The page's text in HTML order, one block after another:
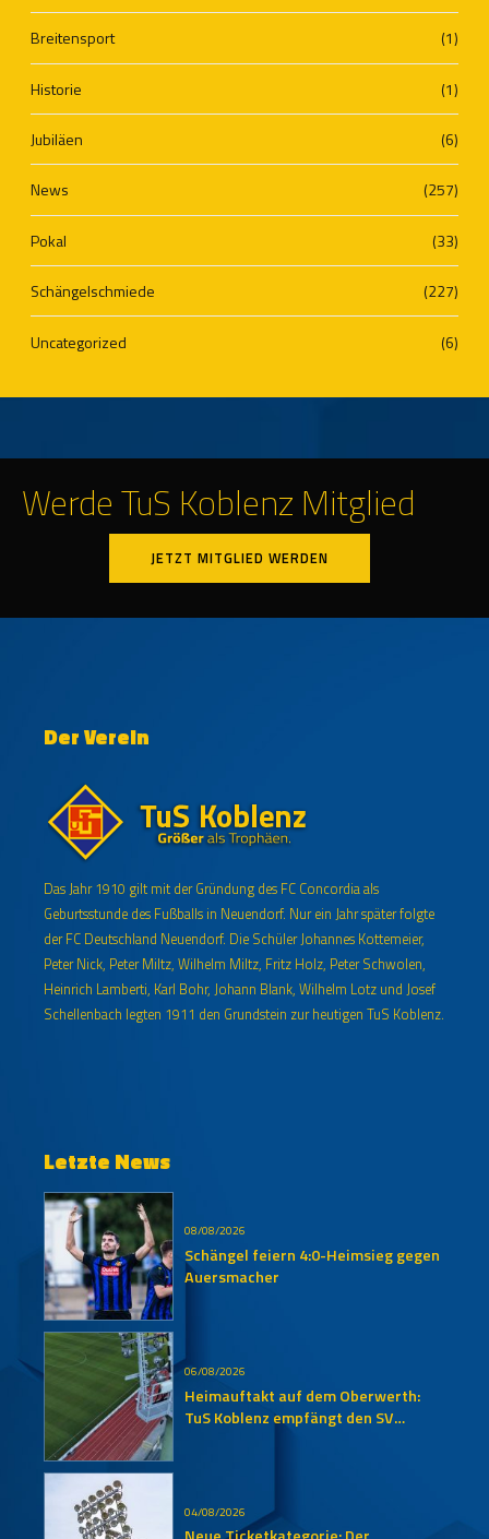
Breitensport (1)
Historie (1)
Jubiläen (6)
News (257)
Pokal (33)
Schängelschmiede (227)
Uncategorized (6)
Werde TuS Koblenz Mitglied
JETZT MITGLIED WERDEN
Der Verein
Das Jahr 1910 gilt mit der Gründung des FC Concordia als
Geburtsstunde des Fußballs in Neuendorf. Nur ein Jahr später folgte
der FC Deutschland Neuendorf. Die Schüler Johannes Kottemeier,
Peter Nick, Peter Miltz, Wilhelm Miltz, Fritz Holz, Peter Schwolen,
Heinrich Lamberti, Karl Bohr, Johann Blank, Wilhelm Lotz und Josef
Schellenbach legten 1911 den Grundstein zur heutigen TuS Koblenz.
Letzte News
08/08/2026
Schängel feiern 4:0-Heimsieg gegen
Auersmacher
06/08/2026
Heimauftakt auf dem Oberwerth:
TuS Koblenz empfängt den SV
04/08/2026